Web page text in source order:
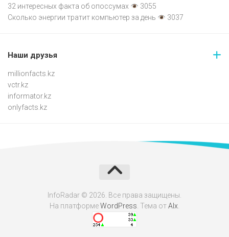
32 интересных факта об опоссумах
3055
Сколько энергии тратит компьютер за день
3037
Наши друзья
millionfacts.kz
vctr.kz
informator.kz
onlyfacts.kz
InfoRadar © 2026. Все права защищены.
На платформеWordPress . Тема отAlx